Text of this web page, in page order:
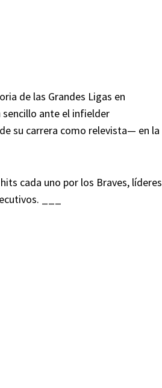
de las Grandes Ligas en
ante el infielder
su carrera como relevista— en la
cada uno por los Braves, líderes
___